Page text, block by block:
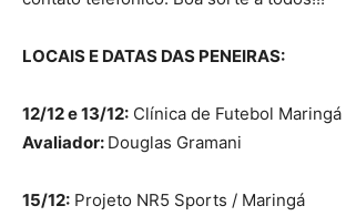
LOCAIS E DATAS DAS PENEIRAS:
12/12 e 13/12: Clínica de Futebol Maringá
Avaliador: Douglas Gramani
15/12: Projeto NR5 Sports / Maringá